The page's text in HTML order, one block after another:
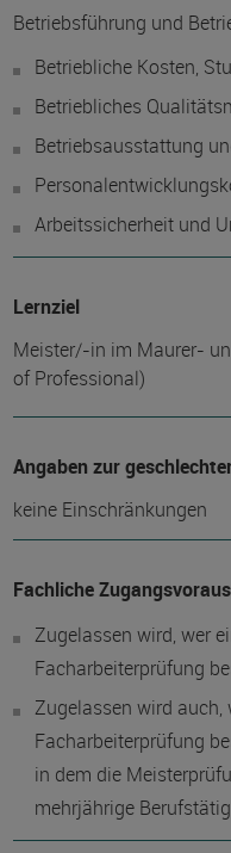
Betriebsführung und
Betriebliche Kosten,
Betriebliches
Betriebsausstattung
Arbeitssicherheit und
Lernziel
Meister/-in im Maurer-
of Professional)
Angaben zur
keine Einschränkungen
Fachliche
Zugelassen wird, wer
Facharbeiterprüfung
Zugelassen wird auch,
Facharbeiterprüfung
in dem die
mehrjährige